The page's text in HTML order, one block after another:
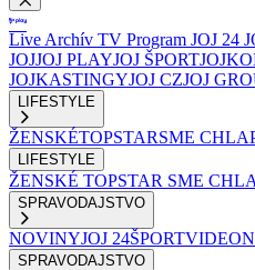
Live Archív TV Program JOJ 24
JOJJOJ PLAYJOJ ŠPORTJOJKO
JOJKASTINGYJOJ CZJOJ
LIFESTYLE
ŽENSKÉTOPSTARSME
LIFESTYLE
ŽENSKÉ TOPSTAR SME
SPRAVODAJSTVO
NOVINYJOJ 24ŠPORT
SPRAVODAJSTVO